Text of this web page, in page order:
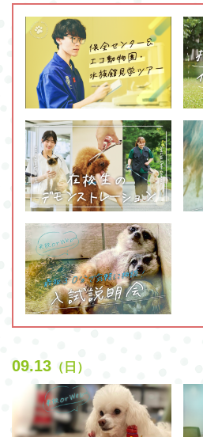
09.13 （日）